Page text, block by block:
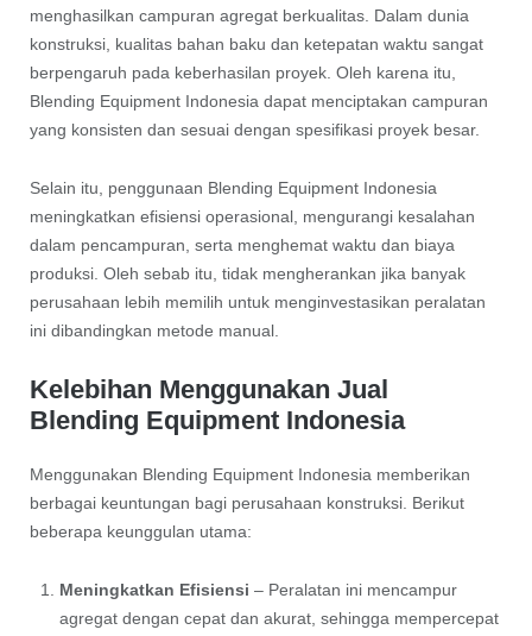
menghasilkan campuran agregat berkualitas. Dalam dunia
konstruksi, kualitas bahan baku dan ketepatan waktu sangat
berpengaruh pada keberhasilan proyek. Oleh karena itu,
Blending Equipment Indonesia dapat menciptakan campuran
yang konsisten dan sesuai dengan spesifikasi proyek besar.
Selain itu, penggunaan Blending Equipment Indonesia
meningkatkan efisiensi operasional, mengurangi kesalahan
dalam pencampuran, serta menghemat waktu dan biaya
produksi. Oleh sebab itu, tidak mengherankan jika banyak
perusahaan lebih memilih untuk menginvestasikan peralatan
ini dibandingkan metode manual.
Kelebihan Menggunakan Jual
Blending Equipment Indonesia
Menggunakan Blending Equipment Indonesia memberikan
berbagai keuntungan bagi perusahaan konstruksi. Berikut
beberapa keunggulan utama:
Meningkatkan Efisiensi – Peralatan ini mencampur
agregat dengan cepat dan akurat, sehingga mempercepat